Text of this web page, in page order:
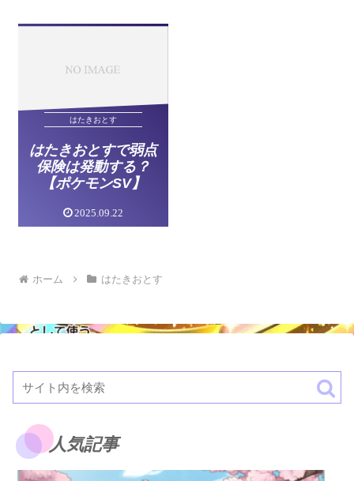
はたきおとす
はたきおとすで弱点
保険は発動する？
【ポケモンSV】
2025.09.22
ホーム はたきおとす
人気記事